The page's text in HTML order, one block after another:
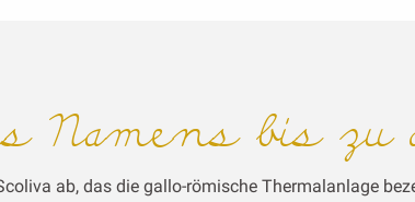
Namens bis
ab, das die gallo-römische Thermalanlage